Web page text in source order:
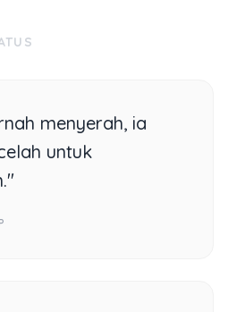
menyerah, ia
untuk